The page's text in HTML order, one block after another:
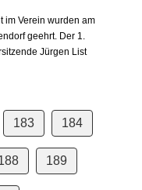
im Verein wurden am
geehrt. Der 1.
Jürgen List
183 184
189